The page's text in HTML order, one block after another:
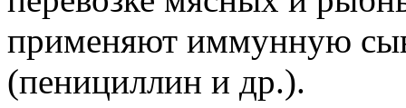
применяют иммунную
(пенициллин и др.).